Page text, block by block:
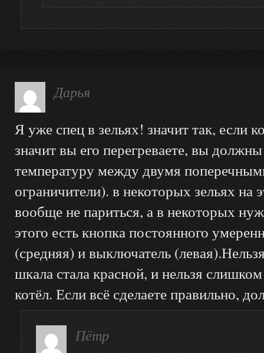
Дарья
Я уже спец в зельях! значит так, если
значит вы его перегреваете, вы
температуру между двумя
ограничители). в некоторых зельях на
вообще не париться, а в некоторых
этого есть кнопка постоянного
(средняя) и выключатель
шкала стала красной, и нельзя
котёл. Если всё сделаете правильно,
Пётр